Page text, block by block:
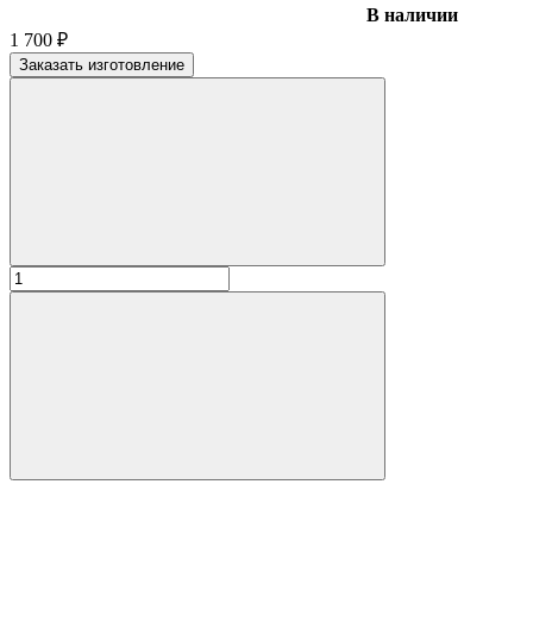
В наличии
1 700 ₽
Заказать изготовление